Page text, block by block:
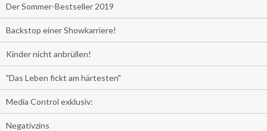
Der Sommer-Bestseller 2019
Backstop einer Showkarriere!
Kinder nicht anbrüllen!
"Das Leben fickt am härtesten"
Media Control exklusiv:
Negativzins